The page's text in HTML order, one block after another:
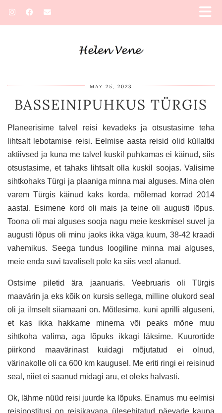
MAY 25, 2023
BASSEINIPUHKUS TÜRGIS
Planeerisime talvel reisi kevadeks ja otsustasime teha
lihtsalt lebotamise reisi. Eelmise aasta reisid olid küllaltki
aktiivsed ja kuna me talvel kuskil puhkamas ei käinud, siis
otsustasime, et tahaks lihtsalt olla kuskil soojas. Valisime
sihtkohaks Türgi ja plaaniga minna mai alguses. Mina olen
varem Türgis käinud kaks korda, mõlemad korrad 2014
aastal. Esimene kord oli mais ja teine oli augusti lõpus.
Toona oli mai alguses sooja nagu meie keskmisel suvel ja
augusti lõpus oli minu jaoks ikka väga kuum, 38-42 kraadi
vahemikus. Seega tundus loogiline minna mai alguses,
meie enda suvi tavaliselt pole ka siis veel alanud.
Ostsime piletid ära jaanuaris. Veebruaris oli Türgis
maavärin ja eks kõik on kursis sellega, milline olukord seal
oli ja ilmselt siiamaani on. Mõtlesime, kuni aprilli alguseni,
et kas ikka hakkame minema või peaks mõne muu
sihtkoha valima, aga lõpuks ikkagi läksime. Kuurortide
piirkond maavärinast kuidagi mõjutatud ei olnud,
värinakolle oli ca 600 km kaugusel. Me eriti ringi ei reisinud
seal, niiet ei saanud midagi aru, et oleks halvasti.
Ok, lähme nüüd reisi juurde ka lõpuks. Enamus mu eelmisi